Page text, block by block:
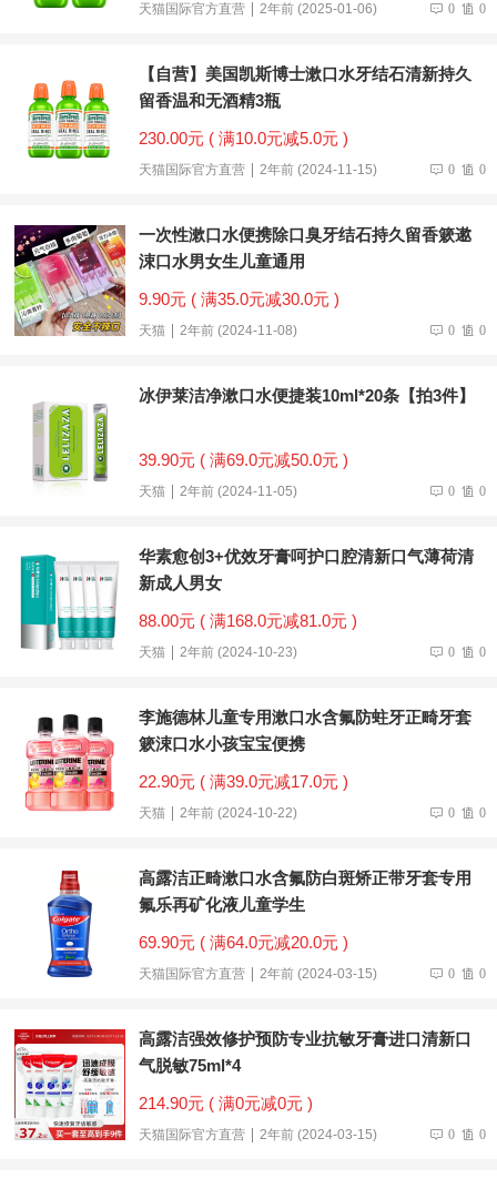
天猫国际官方直营 2年前 (2025-01-06) 0 0
【自营】美国凯斯博士漱口水牙结石清新持久
留香温和无酒精3瓶
230.00元 ( 满10.0元减5.0元 )
天猫国际官方直营 2年前 (2024-11-15) 0 0
一次性漱口水便携除口臭牙结石持久留香簌遬
涑口水男女生儿童通用
9.90元 ( 满35.0元减30.0元 )
天猫 2年前 (2024-11-08) 0 0
冰伊莱洁净漱口水便捷装10ml*20条【拍3件】
39.90元 ( 满69.0元减50.0元 )
天猫 2年前 (2024-11-05) 0 0
华素愈创3+优效牙膏呵护口腔清新口气薄荷清
新成人男女
88.00元 ( 满168.0元减81.0元 )
天猫 2年前 (2024-10-23) 0 0
李施德林儿童专用漱口水含氟防蛀牙正畸牙套
簌涑口水小孩宝宝便携
22.90元 ( 满39.0元减17.0元 )
天猫 2年前 (2024-10-22) 0 0
高露洁正畸漱口水含氟防白斑矫正带牙套专用
氟乐再矿化液儿童学生
69.90元 ( 满64.0元减20.0元 )
天猫国际官方直营 2年前 (2024-03-15) 0 0
高露洁强效修护预防专业抗敏牙膏进口清新口
气脱敏75ml*4
214.90元 ( 满0元减0元 )
天猫国际官方直营 2年前 (2024-03-15) 0 0